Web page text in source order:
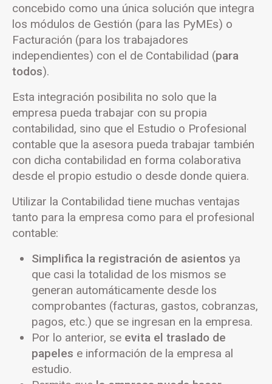
concebido como una única solución que integra
los módulos de Gestión (para las PyMEs) o
Facturación (para los trabajadores
independientes) con el de Contabilidad (para
todos).
Esta integración posibilita no solo que la
empresa pueda trabajar con su propia
contabilidad, sino que el Estudio o Profesional
contable que la asesora pueda trabajar también
con dicha contabilidad en forma colaborativa
desde el propio estudio o desde donde quiera.
Utilizar la Contabilidad tiene muchas ventajas
tanto para la empresa como para el profesional
contable:
Simplifica la registración de asientos ya
que casi la totalidad de los mismos se
generan automáticamente desde los
comprobantes (facturas, gastos, cobranzas,
pagos, etc.) que se ingresan en la empresa.
Por lo anterior, se evita el traslado de
papeles e información de la empresa al
estudio.